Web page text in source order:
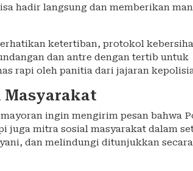
hadir langsung dan memberikan
ketertiban, protokol
dan antre dengan tertib untuk
rapi oleh panitia dari jajaran
Masyarakat
ingin mengirim pesan bahwa
juga mitra sosial masyarakat dalam
dan melindungi ditunjukkan secara